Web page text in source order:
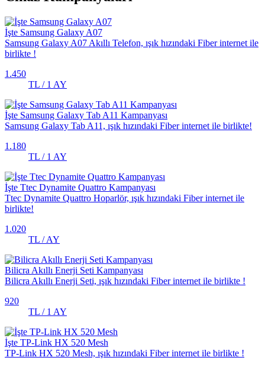
İşte Samsung Galaxy A07
Samsung Galaxy A07 Akıllı Telefon, ışık hızındaki Fiber internet ile
birlikte !
1.450
TL / 1 AY
İşte Samsung Galaxy Tab A11 Kampanyası
Samsung Galaxy Tab A11, ışık hızındaki Fiber internet ile birlikte!
1.180
TL / 1 AY
İşte Ttec Dynamite Quattro Kampanyası
Ttec Dynamite Quattro Hoparlör, ışık hızındaki Fiber internet ile
birlikte!
1.020
TL / AY
Bilicra Akıllı Enerji Seti Kampanyası
Bilicra Akıllı Enerji Seti, ışık hızındaki Fiber internet ile birlikte !
920
TL / 1 AY
İşte TP-Link HX 520 Mesh
TP-Link HX 520 Mesh, ışık hızındaki Fiber internet ile birlikte !